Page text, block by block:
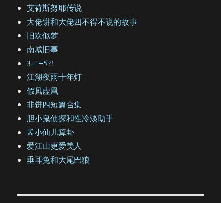
艾荷斯努耶传说
大佬饼和大佬四不得不说的故事
旧欢似梦
南城旧事
3+1=5?!
江湖夜雨十年灯
假凤虚凰
非饼四短篇合集
胆小鬼侦探和性冷淡助手
孟小仙儿算卦
爱江山更爱美人
垂耳兔和大尾巴狼